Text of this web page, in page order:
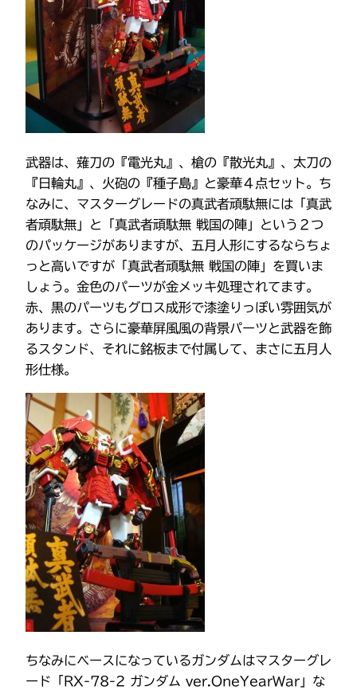
武器は、薙刀の『電光丸』、槍の『散光丸』、太刀の
『日輪丸』、火砲の『種子島』と豪華４点セット。ち
なみに、マスターグレードの真武者頑駄無には「真武
者頑駄無」と「真武者頑駄無 戦国の陣」という２つ
のパッケージがありますが、五月人形にするならちょ
っと高いですが「真武者頑駄無 戦国の陣」を買いま
しょう。金色のパーツが金メッキ処理されてます。
赤、黒のパーツもグロス成形で漆塗りっぽい雰囲気が
あります。さらに豪華屏風風の背景パーツと武器を飾
るスタンド、それに銘板まで付属して、まさに五月人
形仕様。
ちなみにベースになっているガンダムはマスターグレ
ード「RX-78-2 ガンダム ver.OneYearWar」な